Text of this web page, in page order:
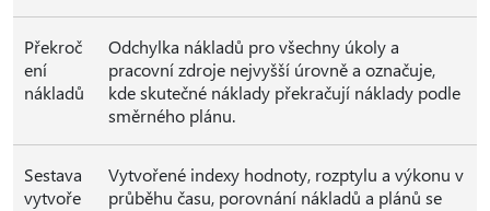
Překroč
ení
nákladů
Odchylka nákladů pro všechny úkoly a
pracovní zdroje nejvyšší úrovně a označuje,
kde skutečné náklady překračují náklady podle
směrného plánu.
Sestava
vytvoře
Vytvořené indexy hodnoty, rozptylu a výkonu v
průběhu času, porovnání nákladů a plánů se